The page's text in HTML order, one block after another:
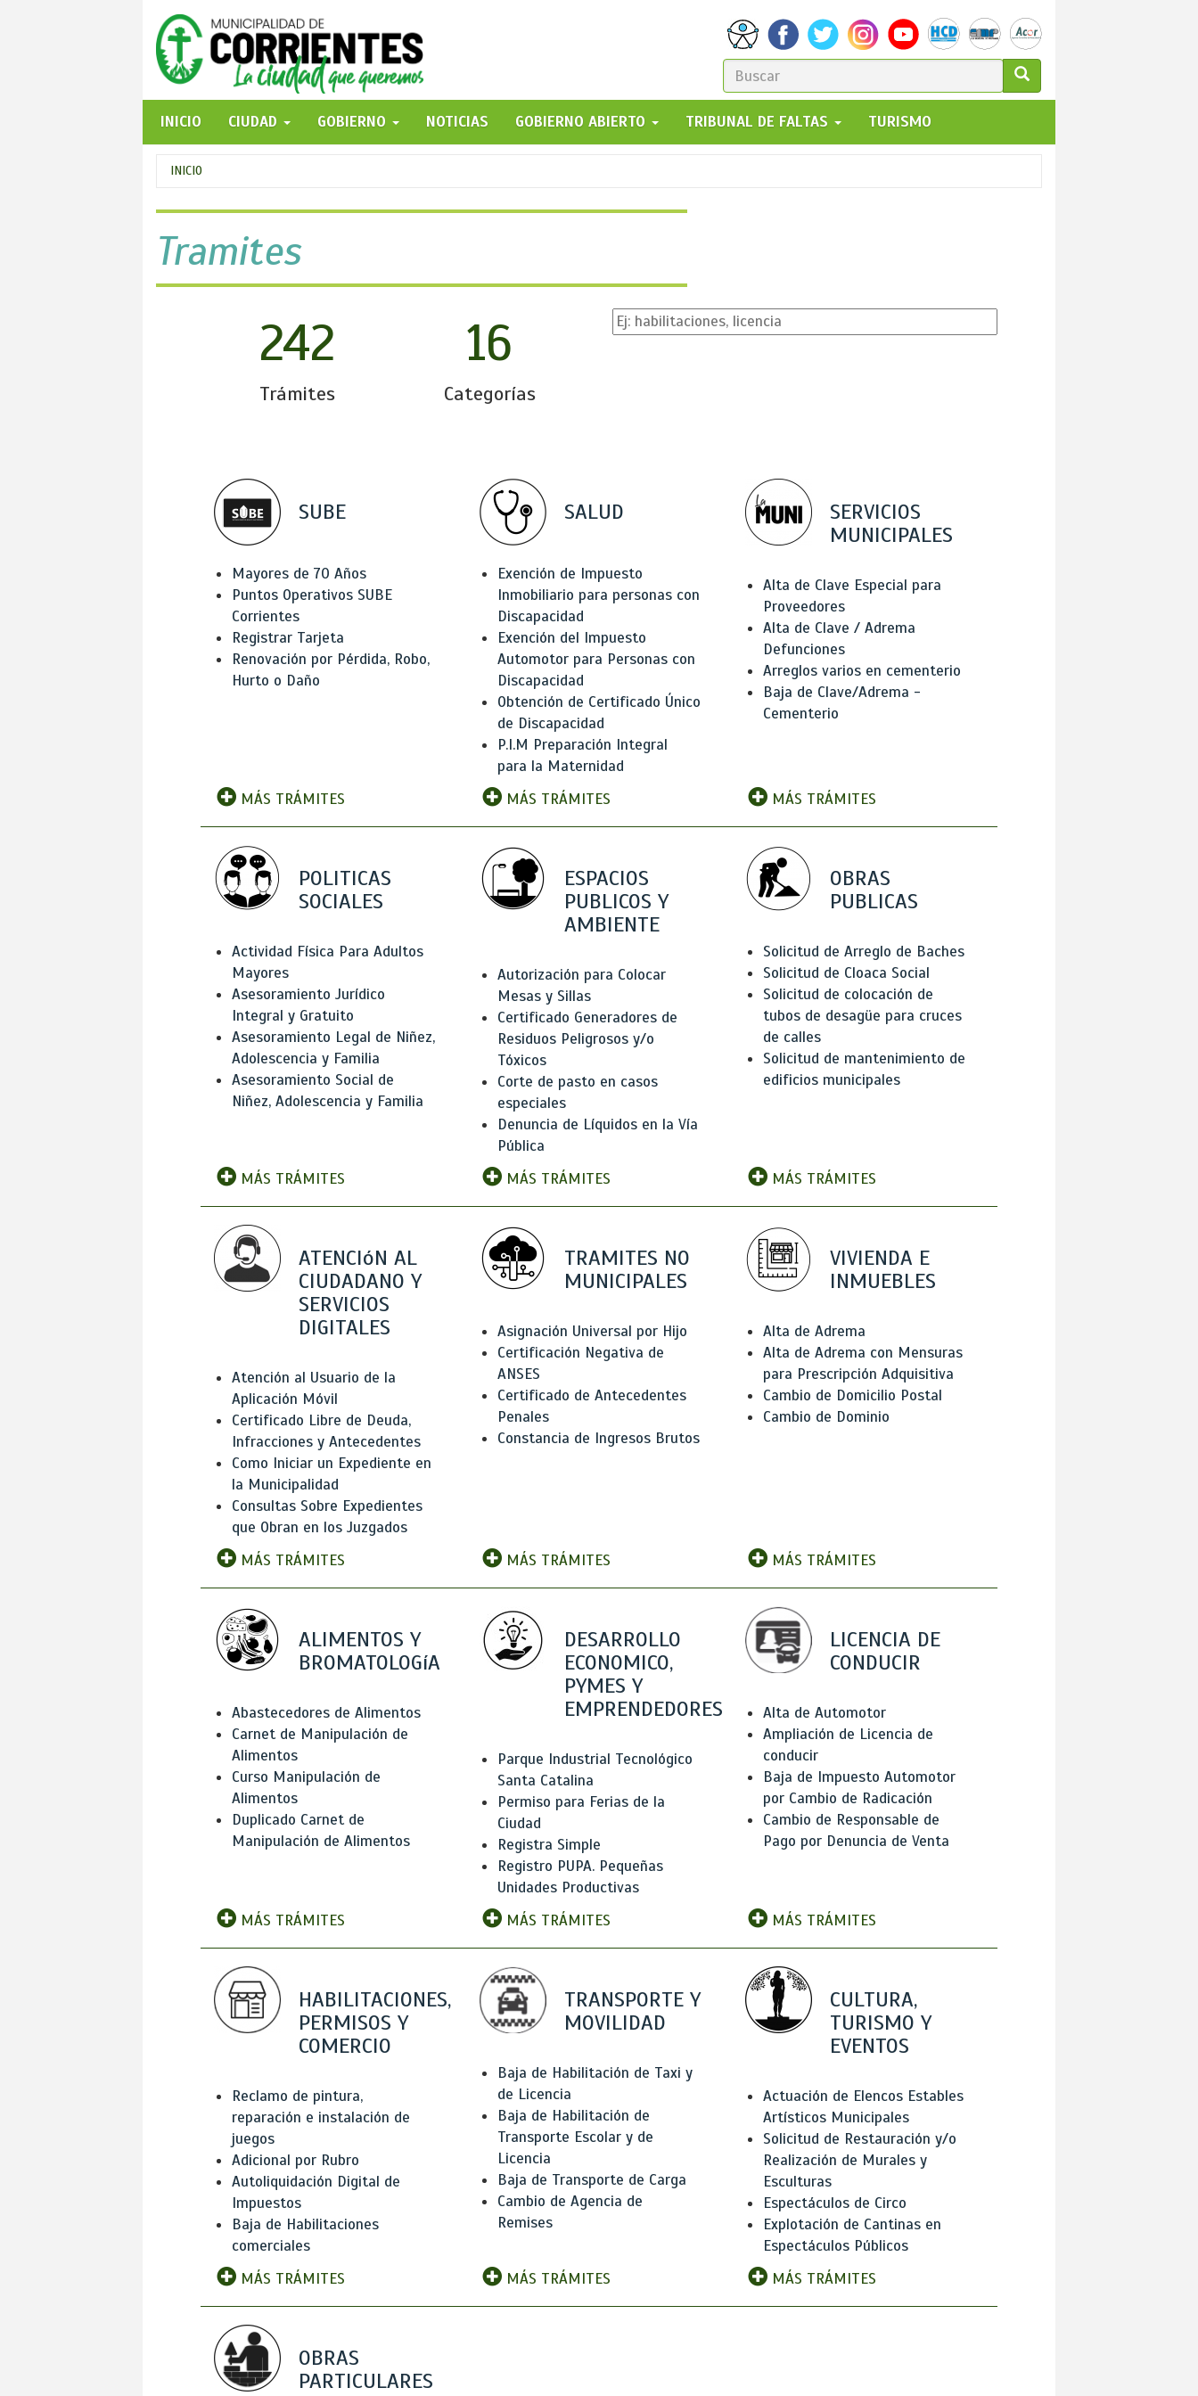
FORMULARIO
DE
BÚSQUEDA
GO!
INICIO
CIUDAD GOBIERNO NOTICIAS GOBIERNO ABIERTO TRIBUNAL DE FALTAS TURISMO
Se
encuentra
usted
aquí
INICIO
Tramites
242
Trámites
16
Categorías
SUBE
Mayores de 70 Años
Puntos Operativos SUBE
Corrientes
Registrar Tarjeta
Renovación por Pérdida, Robo,
Hurto o Daño
MÁS TRÁMITES
SALUD
Exención de Impuesto
Inmobiliario para personas con
Discapacidad
Exención del Impuesto
Automotor para Personas con
Discapacidad
Obtención de Certificado Único
de Discapacidad
P.I.M Preparación Integral
para la Maternidad
MÁS TRÁMITES
SERVICIOS
MUNICIPALES
Alta de Clave Especial para
Proveedores
Alta de Clave / Adrema
Defunciones
Arreglos varios en cementerio
Baja de Clave/Adrema -
Cementerio
MÁS TRÁMITES
POLITICAS
SOCIALES
Actividad Física Para Adultos
Mayores
Asesoramiento Jurídico
Integral y Gratuito
Asesoramiento Legal de Niñez,
Adolescencia y Familia
Asesoramiento Social de
Niñez, Adolescencia y Familia
MÁS TRÁMITES
ESPACIOS
PUBLICOS Y
AMBIENTE
Autorización para Colocar
Mesas y Sillas
Certificado Generadores de
Residuos Peligrosos y/o
Tóxicos
Corte de pasto en casos
especiales
Denuncia de Líquidos en la Vía
Pública
MÁS TRÁMITES
OBRAS
PUBLICAS
Solicitud de Arreglo de Baches
Solicitud de Cloaca Social
Solicitud de colocación de
tubos de desagüe para cruces
de calles
Solicitud de mantenimiento de
edificios municipales
MÁS TRÁMITES
ATENCIóN AL
CIUDADANO Y
SERVICIOS
DIGITALES
Atención al Usuario de la
Aplicación Móvil
Certificado Libre de Deuda,
Infracciones y Antecedentes
Como Iniciar un Expediente en
la Municipalidad
Consultas Sobre Expedientes
que Obran en los Juzgados
MÁS TRÁMITES
TRAMITES NO
MUNICIPALES
Asignación Universal por Hijo
Certificación Negativa de
ANSES
Certificado de Antecedentes
Penales
Constancia de Ingresos Brutos
MÁS TRÁMITES
VIVIENDA E
INMUEBLES
Alta de Adrema
Alta de Adrema con Mensuras
para Prescripción Adquisitiva
Cambio de Domicilio Postal
Cambio de Dominio
MÁS TRÁMITES
ALIMENTOS Y
BROMATOLOGíA
Abastecedores de Alimentos
Carnet de Manipulación de
Alimentos
Curso Manipulación de
Alimentos
Duplicado Carnet de
Manipulación de Alimentos
MÁS TRÁMITES
DESARROLLO
ECONOMICO,
PYMES Y
EMPRENDEDORES
Parque Industrial Tecnológico
Santa Catalina
Permiso para Ferias de la
Ciudad
Registra Simple
Registro PUPA. Pequeñas
Unidades Productivas
MÁS TRÁMITES
LICENCIA DE
CONDUCIR
Alta de Automotor
Ampliación de Licencia de
conducir
Baja de Impuesto Automotor
por Cambio de Radicación
Cambio de Responsable de
Pago por Denuncia de Venta
MÁS TRÁMITES
HABILITACIONES,
PERMISOS Y
COMERCIO
Reclamo de pintura,
reparación e instalación de
juegos
Adicional por Rubro
Autoliquidación Digital de
Impuestos
Baja de Habilitaciones
comerciales
MÁS TRÁMITES
TRANSPORTE Y
MOVILIDAD
Baja de Habilitación de Taxi y
de Licencia
Baja de Habilitación de
Transporte Escolar y de
Licencia
Baja de Transporte de Carga
Cambio de Agencia de
Remises
MÁS TRÁMITES
CULTURA,
TURISMO Y
EVENTOS
Actuación de Elencos Estables
Artísticos Municipales
Solicitud de Restauración y/o
Realización de Murales y
Esculturas
Espectáculos de Circo
Explotación de Cantinas en
Espectáculos Públicos
MÁS TRÁMITES
OBRAS
PARTICULARES